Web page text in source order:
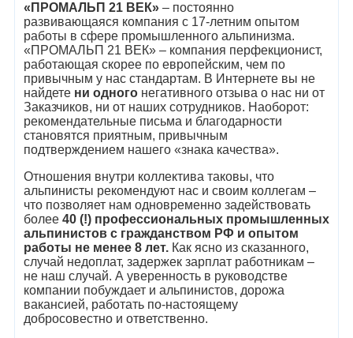
«ПРОМАЛЬП 21 ВЕК» – постоянно
развивающаяся компания с 17-летним опытом
работы в сфере промышленного альпинизма.
«ПРОМАЛЬП 21 ВЕК» – компания перфекционист,
работающая скорее по европейским, чем по
привычным у нас стандартам. В Интернете вы не
найдете ни одного негативного отзыва о нас ни от
Заказчиков, ни от наших сотрудников. Наоборот:
рекомендательные письма и благодарности
становятся приятным, привычным
подтверждением нашего «знака качества».
Отношения внутри коллектива таковы, что
альпинисты рекомендуют нас и своим коллегам –
что позволяет нам одновременно задействовать
более 40 (!) профессиональных промышленных
альпинистов с гражданством РФ и опытом
работы не менее 8 лет. Как ясно из сказанного,
случай недоплат, задержек зарплат работникам –
не наш случай. А уверенность в руководстве
компании побуждает и альпинистов, дорожа
вакансией, работать по-настоящему
добросовестно и ответственно.